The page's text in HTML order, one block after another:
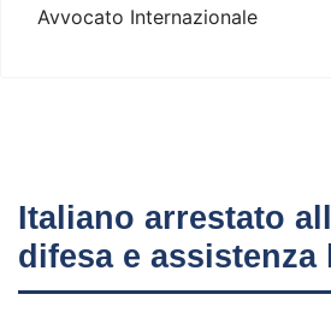
Avvocato Internazionale
Italiano arrestato
difesa e assistenza